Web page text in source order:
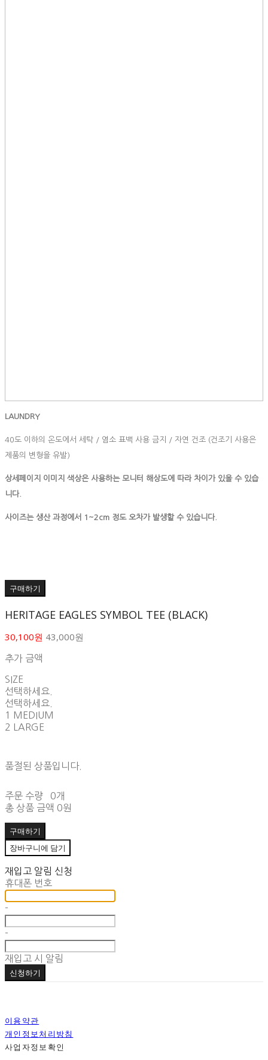
LAUNDRY
40도 이하의 온도에서 세탁 / 염소 표백 사용 금지 / 자연 건조 (건조기 사용은
제품의 변형을 유발)
상세페이지 이미지 색상은 사용하는 모니터 해상도에 따라 차이가 있을 수 있습
니다.
사이즈는 생산 과정에서 1~2cm 정도 오차가 발생할 수 있습니다.
구매하기
HERITAGE EAGLES SYMBOL TEE (BLACK)
30,100원 43,000원
추가 금액
SIZE
선택하세요.
선택하세요.
1 MEDIUM
2 LARGE
품절된 상품입니다.
주문 수량
0개
총 상품 금액 0원
구매하기
장바구니에 담기
재입고 알림 신청
휴대폰 번호
-
-
재입고 시 알림
신청하기
이용약관
개인정보처리방침
사업자정보확인